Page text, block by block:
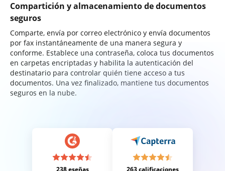
Compartición y almacenamiento de documentos
seguros
Comparte, envía por correo electrónico y envía documentos
por fax instantáneamente de una manera segura y
conforme. Establece una contraseña, coloca tus documentos
en carpetas encriptadas y habilita la autenticación del
destinatario para controlar quién tiene acceso a tus
documentos. Una vez finalizado, mantiene tus documentos
seguros en la nube.
238 eseñas 263 calificaciones